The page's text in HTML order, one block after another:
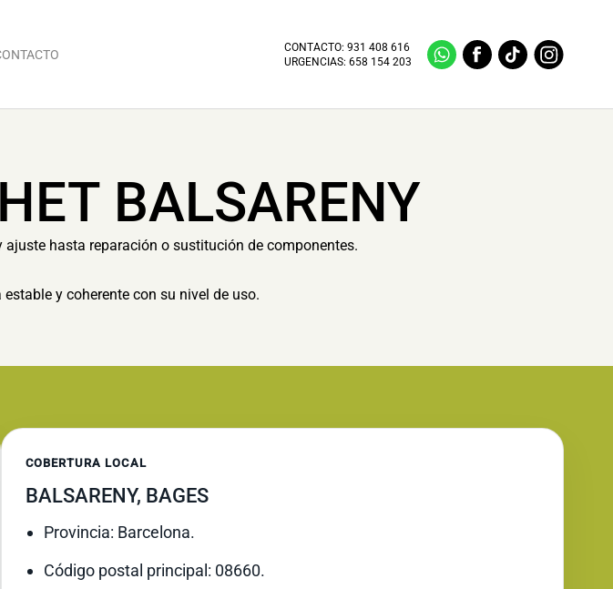
CONTACTO:931 408 616
URGENCIAS:658 154 203
BALSARENY
hasta reparación o sustitución de componentes.
y coherente con su nivel de uso.
COBERTURA LOCAL
BALSARENY, BAGES
Provincia: Barcelona.
Código postal principal: 08660.